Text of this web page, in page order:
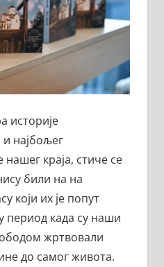
историје
најбољег
краја, стиче се
били на на
који их је попут
период када су наши
жртвовали
до самог живота.